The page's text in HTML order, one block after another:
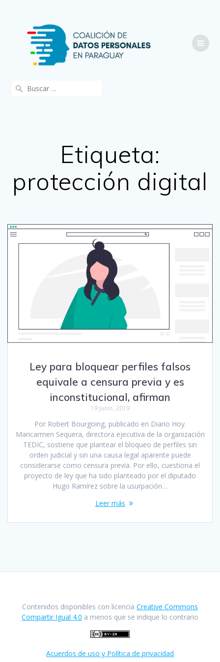
Buscar:
Etiqueta:
protección digital
Ley para bloquear perfiles falsos
equivale a censura previa y es
inconstitucional, afirman
19 junio, 2019
Por Robert Bourgoing, publicado en Diario Hoy.
Maricarmen Sequera, directora ejecutiva de la organización
TEDIC, sostiene que plantear el bloqueo de perfiles sin
orden judicial y sin una causa legal aparente puede
considerarse como censura previa. Por ello, cuestiona el
proyecto de ley que ha sido planteado por el diputado
Hugo Ramírez sobre la usurpación…
Leer más
Contenidos disponibles con licencia Creative Commons
Compartir Igual 4.0 a menos que se indique lo contrario
Acuerdos de uso y Política de privacidad